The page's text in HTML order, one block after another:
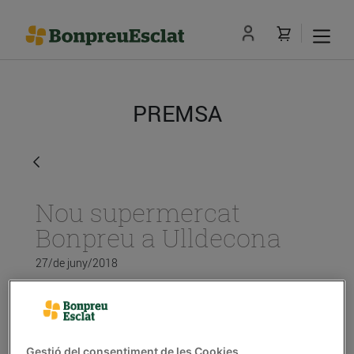
PREMSA
Nou supermercat
Bonpreu a Ulldecona
27/de juny/2018
L’establiment té una superfície de vendes
d’aparcament
Gestió del consentiment de les Cookies